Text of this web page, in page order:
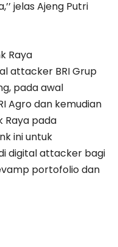
jelas Ajeng Putri
Raya
attacker BRI Grup
pada awal
Agro dan kemudian
Raya pada
ini untuk
digital attacker bagi
portofolio dan